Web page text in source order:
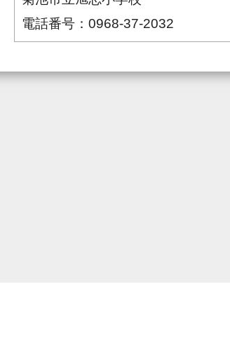
電話番号：0968-37-2032